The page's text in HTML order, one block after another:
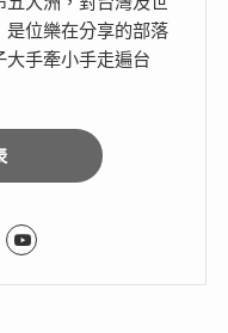
是位樂在分享的部落
大手牽小手走遍台